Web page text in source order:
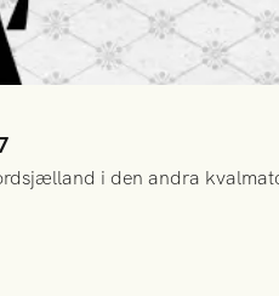
i den andra